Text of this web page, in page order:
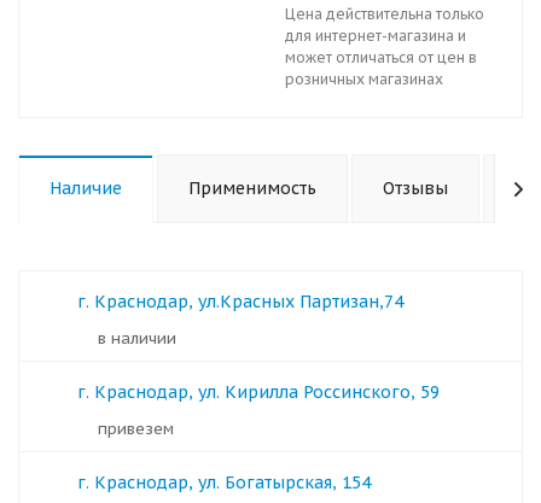
Цена действительна только
для интернет-магазина и
может отличаться от цен в
розничных магазинах
Наличие Применимость Отзывы
г. Краснодар, ул.Красных Партизан,74
в наличии
г. Краснодар, ул. Кирилла Россинского, 59
Привезем
г. Краснодар, ул. Богатырская, 154